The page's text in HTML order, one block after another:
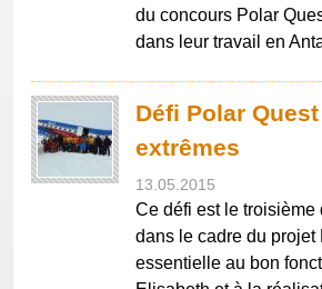
du concours Polar
dans leur travail en
Défi Polar
extrêmes
13.05.2015
Ce défi est le
dans le cadre du
essentielle au bon